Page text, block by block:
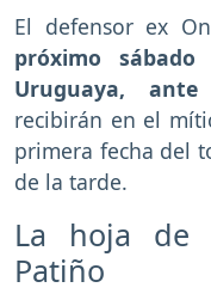
El defensor ex
próximo
Uruguaya,
recibirán en el
primera fecha del
de la tarde.
La hoja de
Patiño